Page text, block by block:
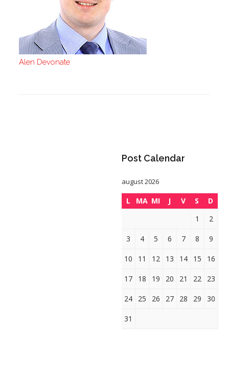
Alen Devonate
Post Calendar
august 2026
L MA MI J V S
D
1
2
3 4 5 6 7 8 9
10 11 12 13 14 15 16
17 18 19 20 21 22 23
24 25 26 27 28 29 30
31